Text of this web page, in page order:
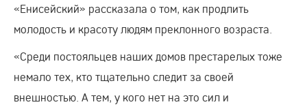
«Енисейский» рассказала о том, как продлить
молодость и красоту людям преклонного возраста.
«Среди постояльцев наших домов престарелых тоже
немало тех, кто тщательно следит за своей
внешностью. А тем, у кого нет на это сил и